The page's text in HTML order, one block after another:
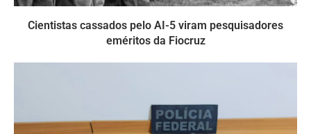
Cientistas cassados pelo AI-5 viram pesquisadores
eméritos da Fiocruz